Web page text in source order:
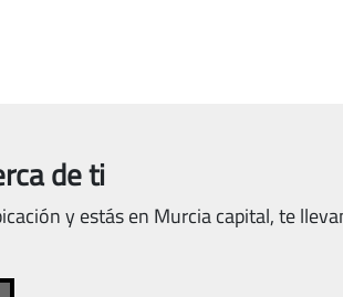
de ti
y estás en Murcia capital, te